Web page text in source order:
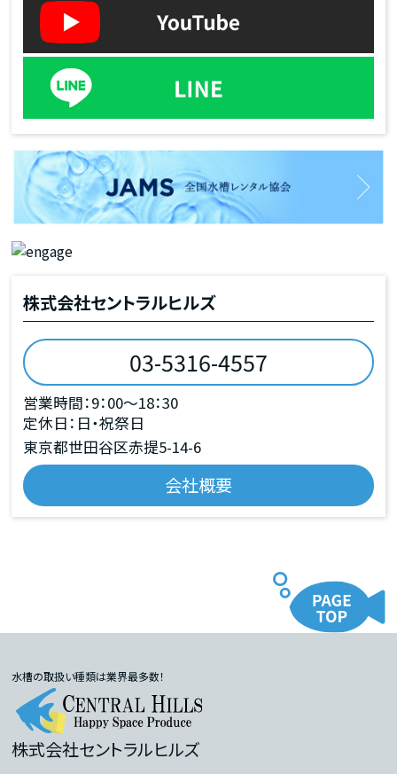
株式会社セントラルヒルズ
03-5316-4557
営業時間：9：00～18：30
定休日：日・祝祭日
東京都世田谷区赤提5-14-6
会社概要
水槽の取扱い種類は業界最多数！
株式会社セントラルヒルズ